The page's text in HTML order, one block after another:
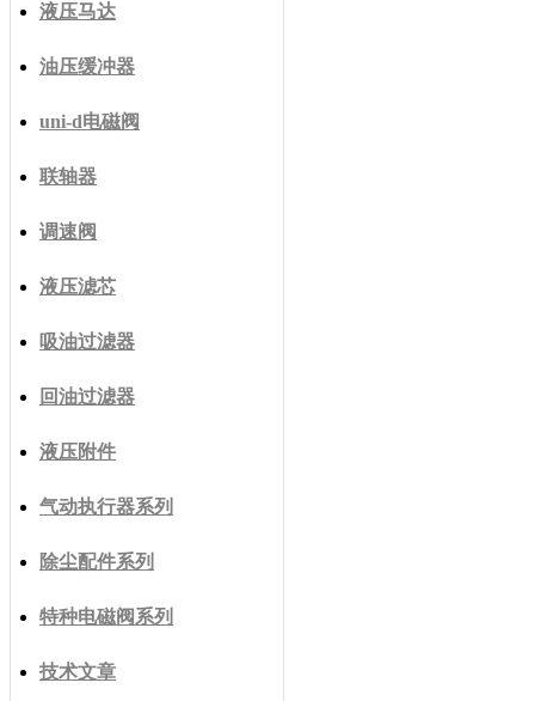
液压马达
油压缓冲器
uni-d电磁阀
联轴器
调速阀
液压滤芯
吸油过滤器
回油过滤器
液压附件
气动执行器系列
除尘配件系列
特种电磁阀系列
技术文章